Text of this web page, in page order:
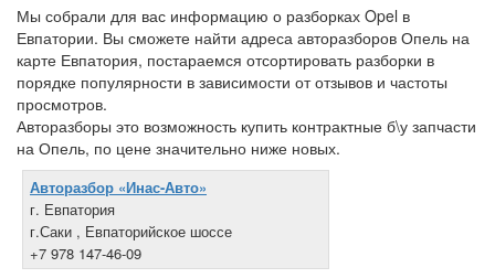
Мы собрали для вас информацию о разборках Opel в
Евпатории. Вы сможете найти адреса авторазборов Опель на
карте Евпатория, постараемся отсортировать разборки в
порядке популярности в зависимости от отзывов и частоты
просмотров.
Авторазборы это возможность купить контрактные б\у запчасти
на Опель, по цене значительно ниже новых.
Авторазбор «Инас-Авто»
г. Евпатория
г.Саки , Евпаторийское шоссе
+7 978 147-46-09